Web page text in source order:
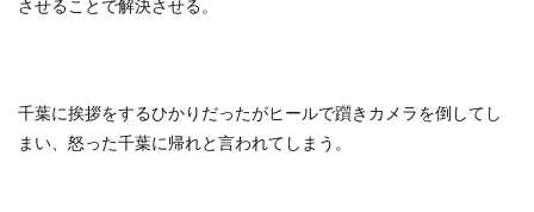
させることで解決させる。
千葉に挨拶をするひかりだったがヒールで躓きカメラを倒してし
まい、怒った千葉に帰れと言われてしまう。